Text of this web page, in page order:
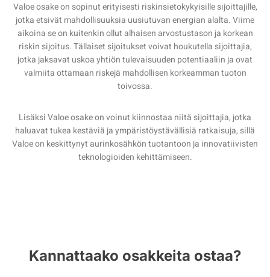
Valoe osake on sopinut erityisesti riskinsietokykyisille sijoittajille,
jotka etsivät mahdollisuuksia uusiutuvan energian alalta. Viime
aikoina se on kuitenkin ollut alhaisen arvostustason ja korkean
riskin sijoitus. Tällaiset sijoitukset voivat houkutella sijoittajia,
jotka jaksavat uskoa yhtiön tulevaisuuden potentiaaliin ja ovat
valmiita ottamaan riskejä mahdollisen korkeamman tuoton
toivossa.
Lisäksi Valoe osake on voinut kiinnostaa niitä sijoittajia, jotka
haluavat tukea kestäviä ja ympäristöystävällisiä ratkaisuja, sillä
Valoe on keskittynyt aurinkosähkön tuotantoon ja innovatiivisten
teknologioiden kehittämiseen.
Kannattaako osakkeita ostaa?